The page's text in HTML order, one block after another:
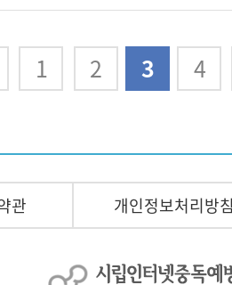
1 2 3 4
관 개인정보처리방